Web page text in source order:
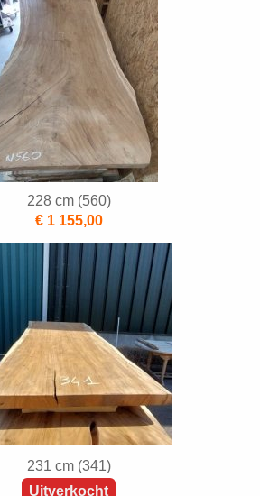
228 cm (560)
€ 1 155,00
231 cm (341)
Uitverkocht